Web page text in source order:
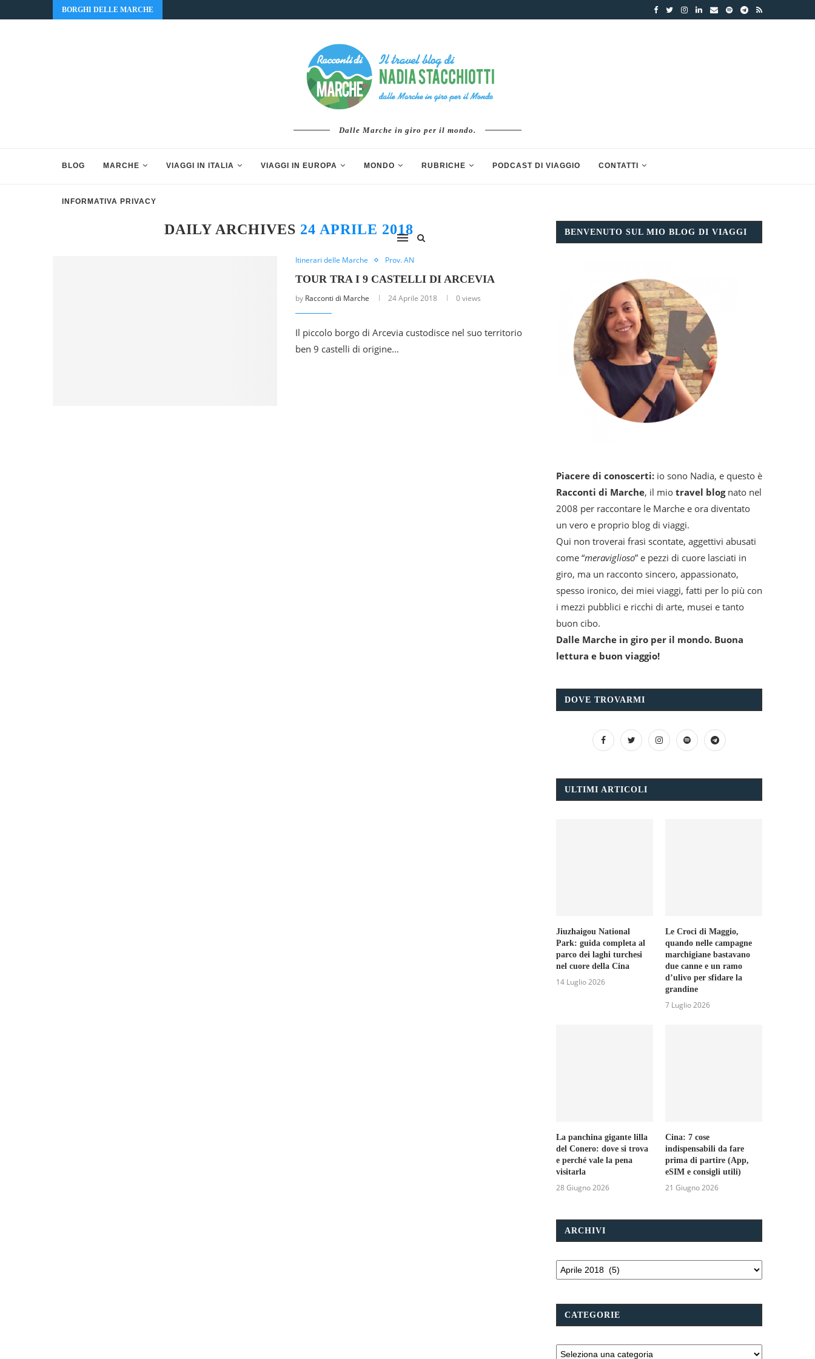
BORGHI DELLE MARCHE
Dalle Marche in giro per il mondo.
BLOG MARCHE VIAGGI IN ITALIA VIAGGI IN EUROPA MONDO RUBRICHE PODCAST DI VIAGGIO CONTATTI
INFORMATIVA PRIVACY
DAILY ARCHIVES 24 APRILE 2018
Itinerari delle Marche Prov. AN
TOUR TRA I 9 CASTELLI DI ARCEVIA
by Racconti di Marche 24 Aprile 2018 0 views
Il piccolo borgo di Arcevia custodisce nel suo territorio
ben 9 castelli di origine…
BENVENUTO SUL MIO BLOG DI VIAGGI
Piacere di conoscerti: io sono Nadia, e questo è
Racconti di Marche, il mio travel blognato nel
2008 per raccontare le Marche e ora diventato
un vero e proprio blog di viaggi.
Qui non troverai frasi scontate, aggettivi abusati
come “meraviglioso” e pezzi di cuore lasciati in
giro, ma un racconto sincero, appassionato,
spesso ironico, dei miei viaggi, fatti per lo più con
i mezzi pubblici e ricchi di arte, musei e tanto
buon cibo.
Dalle Marche in giro per il mondo. Buona
lettura e buon viaggio!
DOVE TROVARMI
ULTIMI ARTICOLI
Jiuzhaigou National
Park: guida completa al
parco dei laghi turchesi
nel cuore della Cina
14 Luglio 2026
Le Croci di Maggio,
quando nelle campagne
marchigiane bastavano
due canne e un ramo
d’ulivo per sfidare la
grandine
7 Luglio 2026
La panchina gigante lilla
del Conero: dove si trova
e perché vale la pena
visitarla
28 Giugno 2026
Cina: 7 cose
indispensabili da fare
prima di partire (App,
eSIM e consigli utili)
21 Giugno 2026
ARCHIVI
CATEGORIE